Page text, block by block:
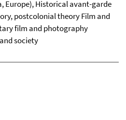
Europe), Historical avant-garde
postcolonial theory Film and
film and photography
society